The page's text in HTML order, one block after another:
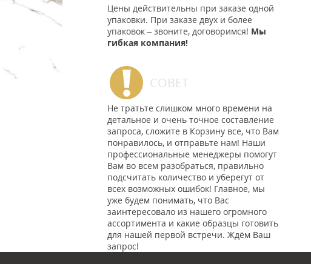
Цены действительны при заказе одной
упаковки. При заказе двух и более
упаковок – звоните, договоримся! Мы
гибкая компания!
СОВЕТ
Не тратьте слишком много времени на
детальное и очень точное составление
запроса, сложите в Корзину все, что Вам
понравилось, и отправьте нам! Наши
профессиональные менеджеры помогут
Вам во всем разобраться, правильно
подсчитать количество и уберегут от
всех возможных ошибок! Главное, мы
уже будем понимать, что Вас
заинтересовало из нашего огромного
ассортимента и какие образцы готовить
для нашей первой встречи. Ждём Ваш
запрос!